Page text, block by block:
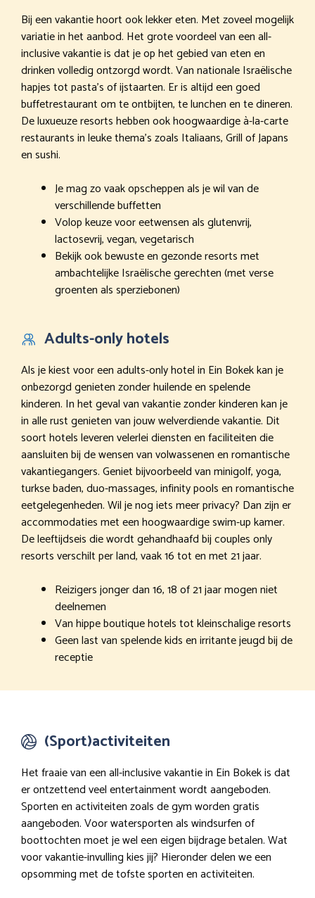
Bij een vakantie hoort ook lekker eten. Met zoveel mogelijk
variatie in het aanbod. Het grote voordeel van een all-
inclusive vakantie is dat je op het gebied van eten en
drinken volledig ontzorgd wordt. Van nationale Israëlische
hapjes tot pasta’s of ijstaarten. Er is altijd een goed
buffetrestaurant om te ontbijten, te lunchen en te dineren.
De luxueuze resorts hebben ook hoogwaardige à-la-carte
restaurants in leuke thema’s zoals Italiaans, Grill of Japans
en sushi.
Je mag zo vaak opscheppen als je wil van de
verschillende buffetten
Volop keuze voor eetwensen als glutenvrij,
lactosevrij, vegan, vegetarisch
Bekijk ook bewuste en gezonde resorts met
ambachtelijke Israëlische gerechten (met verse
groenten als sperziebonen)
Adults-only hotels
Als je kiest voor een adults-only hotel in Ein Bokek kan je
onbezorgd genieten zonder huilende en spelende
kinderen. In het geval van vakantie zonder kinderen kan je
in alle rust genieten van jouw welverdiende vakantie. Dit
soort hotels leveren velerlei diensten en faciliteiten die
aansluiten bij de wensen van volwassenen en romantische
vakantiegangers. Geniet bijvoorbeeld van minigolf, yoga,
turkse baden, duo-massages, infinity pools en romantische
eetgelegenheden. Wil je nog iets meer privacy? Dan zijn er
accommodaties met een hoogwaardige swim-up kamer.
De leeftijdseis die wordt gehandhaafd bij couples only
resorts verschilt per land, vaak 16 tot en met 21 jaar.
Reizigers jonger dan 16, 18 of 21 jaar mogen niet
deelnemen
Van hippe boutique hotels tot kleinschalige resorts
Geen last van spelende kids en irritante jeugd bij de
receptie
(Sport)activiteiten
Het fraaie van een all-inclusive vakantie in Ein Bokek is dat
er ontzettend veel entertainment wordt aangeboden.
Sporten en activiteiten zoals de gym worden gratis
aangeboden. Voor watersporten als windsurfen of
boottochten moet je wel een eigen bijdrage betalen. Wat
voor vakantie-invulling kies jij? Hieronder delen we een
opsomming met de tofste sporten en activiteiten.